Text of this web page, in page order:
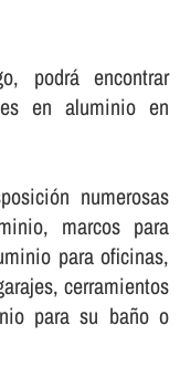
podrá encontrar
en aluminio en
numerosas
marcos para
para oficinas,
cerramientos
para su baño o